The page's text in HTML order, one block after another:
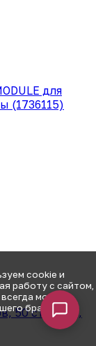
для
(1736115)
50 стр/мин,
cookie и
работу с сайтом,
можете
браузера.